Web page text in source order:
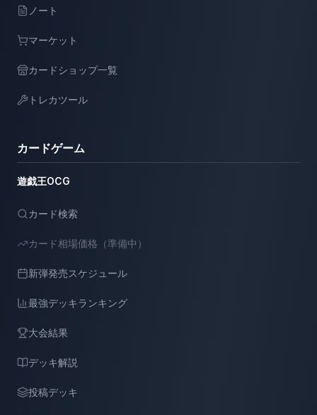
ノート
マーケット
カードショップ一覧
トレカツール
カードゲーム
遊戯王OCG
カード検索
カード相場価格（準備中）
新弾発売スケジュール
最強デッキランキング
大会結果
デッキ解説
投稿デッキ